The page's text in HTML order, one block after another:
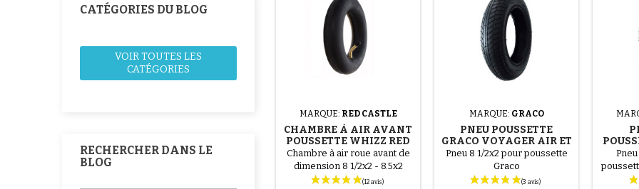
(1 avis)
(6 avis)
CATÉGORIES DU BLOG
VOIR TOUTES LES
CATÉGORIES
RECHERCHER DANS LE
BLOG
MARQUE: RED CASTLE
CHAMBRE À AIR AVANT
POUSSETTE WHIZZ RED
CASTLE
Chambre à air roue avant de
dimension 8 1/2x2 - 8.5x2
MARQUE: GRACO
PNEU POUSSETTE
GRACO VOYAGER AIR ET
METROSPORT
Pneu 8 1/2x2 pour poussette
Graco